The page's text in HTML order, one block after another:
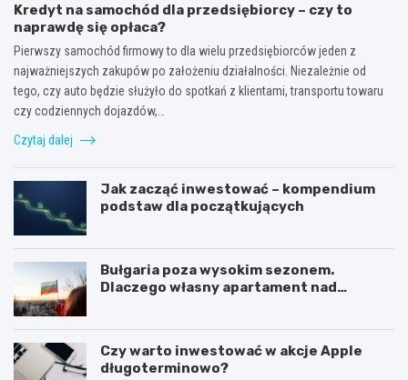
Kredyt na samochód dla przedsiębiorcy – czy to
naprawdę się opłaca?
Pierwszy samochód firmowy to dla wielu przedsiębiorców jeden z
najważniejszych zakupów po założeniu działalności. Niezależnie od
tego, czy auto będzie służyło do spotkań z klientami, transportu towaru
czy codziennych dojazdów,…
Czytaj dalej
Jak zacząć inwestować – kompendium
podstaw dla początkujących
Bułgaria poza wysokim sezonem.
Dlaczego własny apartament nad
Czy warto inwestować w akcje Apple
długoterminowo?